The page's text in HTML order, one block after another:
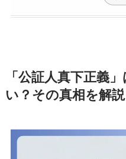
「公証人真下正義
い？その真相を解説